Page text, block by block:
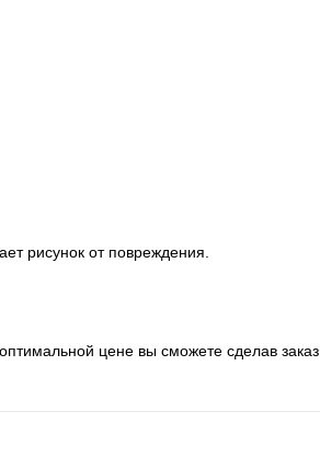
рисунок от повреждения.
цене вы сможете сделав заказ